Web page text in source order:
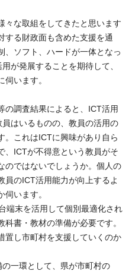
々な取組をしてきたと思います
する財政面も含めた支援を通
、ソフト、ハードが一体となっ
が発展することを期待して、
います。
の調査結果によると、ICT活用
はいるものの、教員の活用の
。これはICTに興味があり自ら
、ICTが不得意という教員がそ
のではないでしょうか。個人の
員のICT活用能力が向上するよ
います。
端末を活用して個別最適化され
書・教材の準備が必要です。
置し市町村を支援していくのか
一環として、県が市町村の